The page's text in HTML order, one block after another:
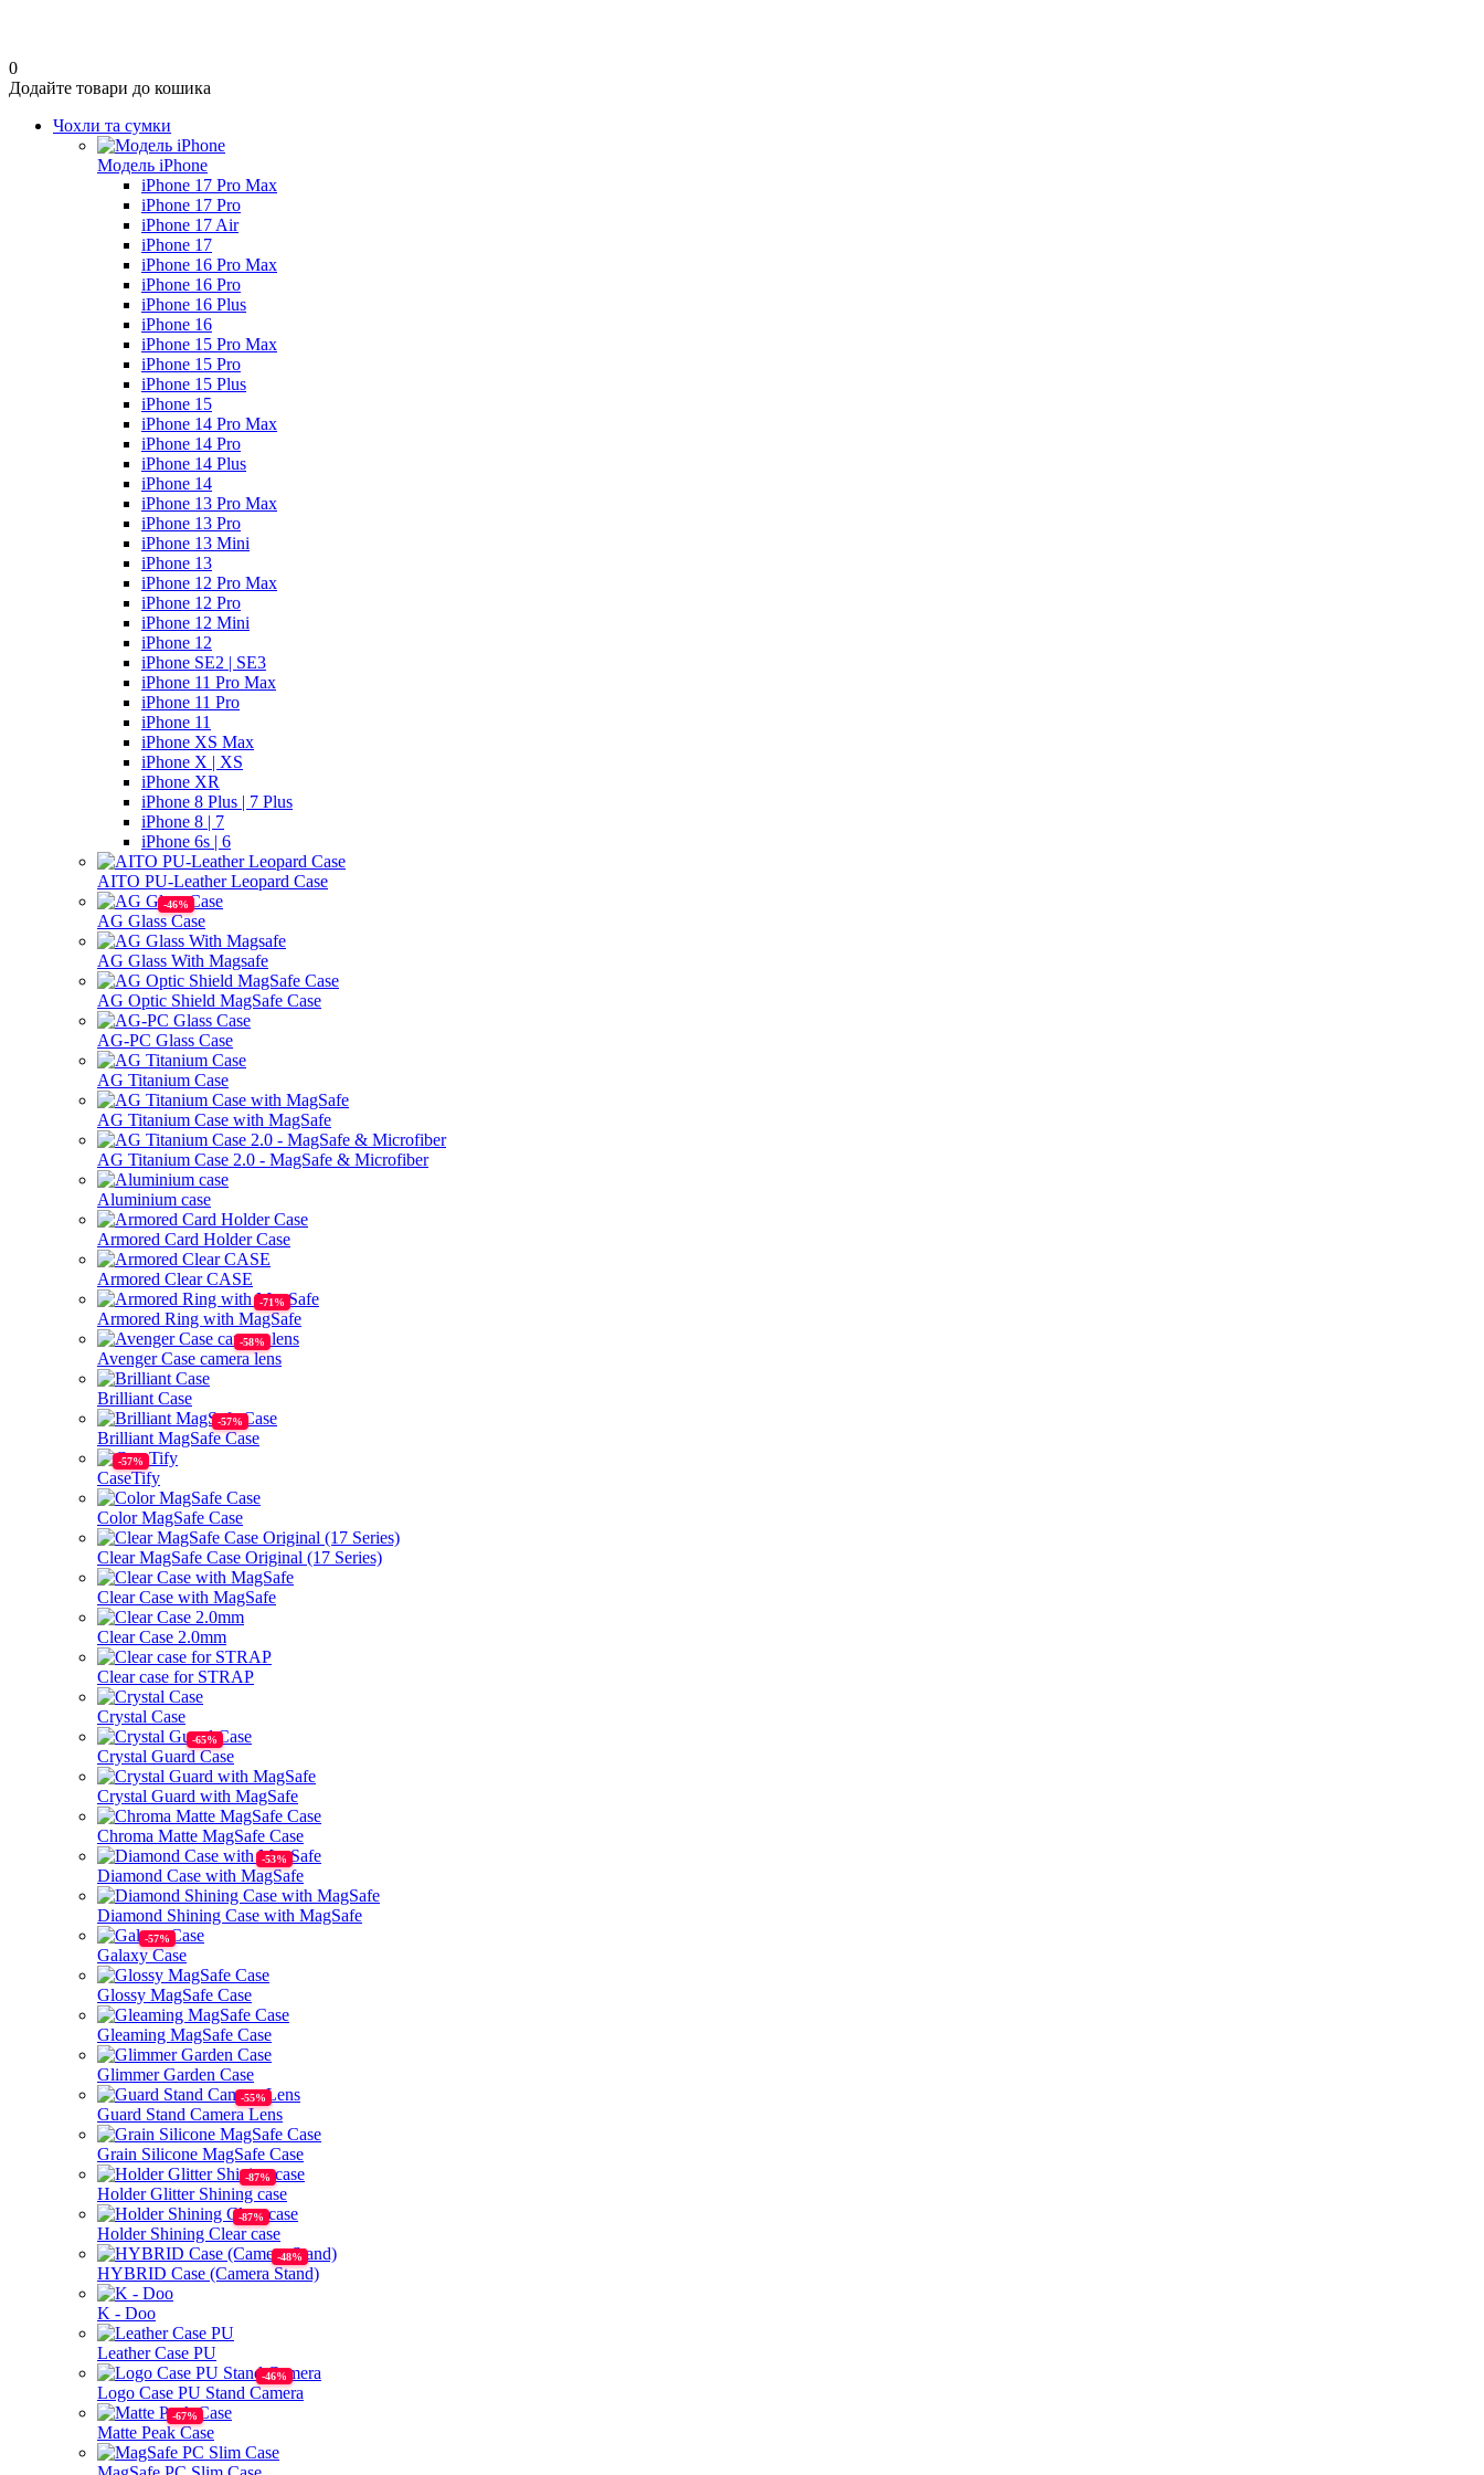
0
Додайте товари до кошика
Чохли та сумки
Модель iPhone
iPhone 17 Pro Max
iPhone 17 Pro
iPhone 17 Air
iPhone 17
iPhone 16 Pro Max
iPhone 16 Pro
iPhone 16 Plus
iPhone 16
iPhone 15 Pro Max
iPhone 15 Pro
iPhone 15 Plus
iPhone 15
iPhone 14 Pro Max
iPhone 14 Pro
iPhone 14 Plus
iPhone 14
iPhone 13 Pro Max
iPhone 13 Pro
iPhone 13 Mini
iPhone 13
iPhone 12 Pro Max
iPhone 12 Pro
iPhone 12 Mini
iPhone 12
iPhone SE2 | SE3
iPhone 11 Pro Max
iPhone 11 Pro
iPhone 11
iPhone XS Max
iPhone X | XS
iPhone XR
iPhone 8 Plus | 7 Plus
iPhone 8 | 7
iPhone 6s | 6
AITO PU-Leather Leopard Case
AG Glass Case
AG Glass With Magsafe
AG Optic Shield MagSafe Case
AG-PC Glass Case
AG Titanium Case
AG Titanium Case with MagSafe
AG Titanium Case 2.0 - MagSafe & Microfiber
Aluminium case
Armored Card Holder Case
Armored Clear CASE
Armored Ring with MagSafe
Avenger Case camera lens
Brilliant Case
Brilliant MagSafe Case
CaseTify
Color MagSafe Case
Clear MagSafe Case Original (17 Series)
Clear Case with MagSafe
Clear Case 2.0mm
Clear case for STRAP
Crystal Case
Crystal Guard Case
Crystal Guard with MagSafe
Chroma Matte MagSafe Case
Diamond Case with MagSafe
Diamond Shining Case with MagSafe
Galaxy Case
Glossy MagSafe Case
Gleaming MagSafe Case
Glimmer Garden Case
Guard Stand Camera Lens
Grain Silicone MagSafe Case
Holder Glitter Shining case
Holder Shining Clear case
HYBRID Case (Camera Stand)
K - Doo
Leather Case PU
Logo Case PU Stand Camera
Matte Peak Case